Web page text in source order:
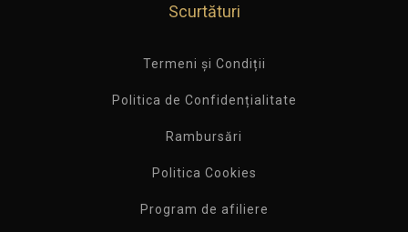
Scurtături
Termeni și Condiții
Politica de Confidențialitate
Rambursări
Politica Cookies
Program de afiliere